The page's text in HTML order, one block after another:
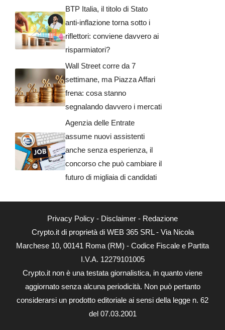
BTP Italia, il titolo di Stato
anti-inflazione torna sotto i
riflettori: conviene davvero ai
risparmiatori?
Wall Street corre da 7
settimane, ma Piazza Affari
frena: cosa stanno
segnalando davvero i mercati
Agenzia delle Entrate
assume nuovi assistenti
anche senza esperienza, il
concorso che può cambiare il
futuro di migliaia di candidati
Privacy Policy - Disclaimer - Redazione
Crypto.it di proprietà di WEB 365 SRL - Via Nicola
Marchese 10, 00141 Roma (RM) - Codice Fiscale e Partita
I.V.A. 12279101005
Crypto.it non è una testata giornalistica, in quanto viene
aggiornato senza alcuna periodicità. Non può pertanto
considerarsi un prodotto editoriale ai sensi della legge n. 62
del 07.03.2001